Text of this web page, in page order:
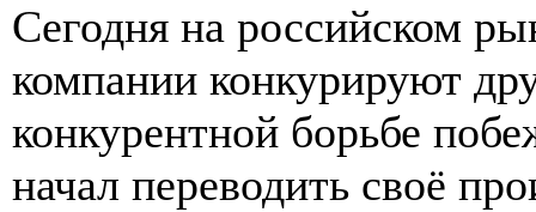
Сегодня на российском
компании конкурируют
конкурентной борьбе
начал переводить своё